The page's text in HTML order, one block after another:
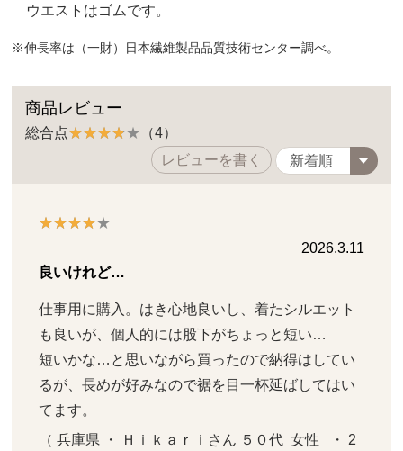
ウエストはゴムです。
※伸長率は（一財）日本繊維製品品質技術センター調べ。
商品レビュー
総合点
（4）
レビューを書く
2026.3.11
良いけれど…
仕事用に購入。はき心地良いし、着たシルエット
も良いが、個人的には股下がちょっと短い…
短いかな…と思いながら買ったので納得はしてい
るが、長めが好みなので裾を目一杯延ばしてはい
てます。
（ 兵庫県 ・ Ｈｉｋａｒｉさん ５０代  女性   ・ 2